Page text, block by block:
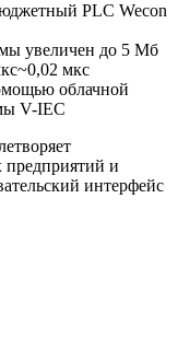
PLC Wecon
увеличен до 5 Мб
мкс
облачной
V-IEC
и
интерфейс